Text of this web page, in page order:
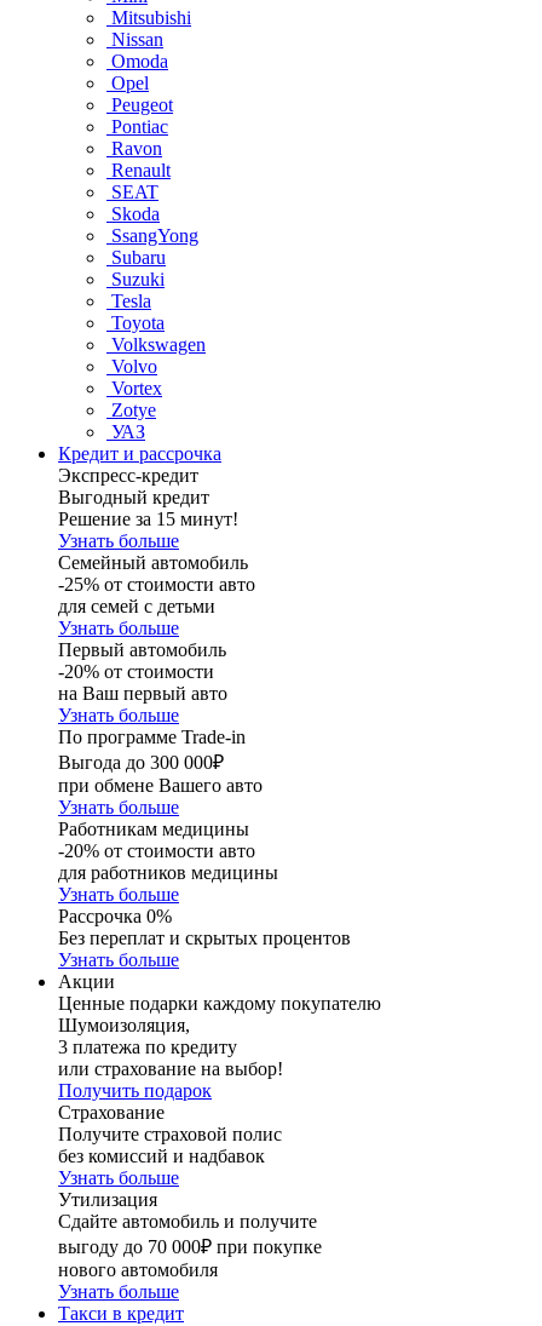
Mitsubishi
Nissan
Omoda
Opel
Peugeot
Pontiac
Ravon
Renault
SEAT
Skoda
SsangYong
Subaru
Suzuki
Tesla
Toyota
Volkswagen
Volvo
Vortex
Zotye
УАЗ
Кредит и рассрочка
Экспресс-кредит
Выгодный кредит
Решение за 15 минут!
Узнать больше
Семейный автомобиль
-25% от стоимости авто
для семей с детьми
Узнать больше
Первый автомобиль
-20% от стоимости
на Ваш первый авто
Узнать больше
По программе Trade-in
Выгода до 300 000₽
при обмене Вашего авто
Узнать больше
Работникам медицины
-20% от стоимости авто
для работников медицины
Узнать больше
Рассрочка 0%
Без переплат и скрытых процентов
Узнать больше
Акции
Ценные подарки каждому покупателю
Шумоизоляция,
3 платежа по кредиту
или страхование на выбор!
Получить подарок
Страхование
Получите страховой полис
без комиссий и надбавок
Узнать больше
Утилизация
Сдайте автомобиль и получите
выгоду до 70 000₽ при покупке
нового автомобиля
Узнать больше
Такси в кредит